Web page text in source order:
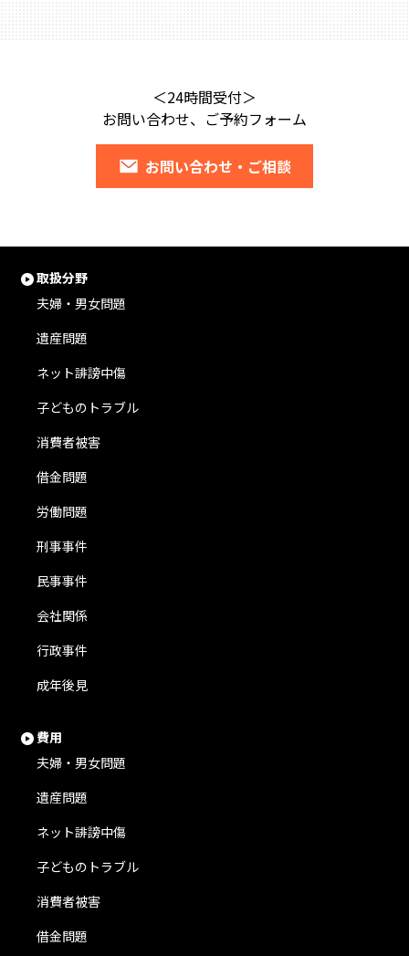
＜24時間受付＞
お問い合わせ、ご予約フォーム
お問い合わせ・ご相談
取扱分野
夫婦・男女問題
遺産問題
ネット誹謗中傷
子どものトラブル
消費者被害
借金問題
労働問題
刑事事件
民事事件
会社関係
行政事件
成年後見
費用
夫婦・男女問題
遺産問題
ネット誹謗中傷
子どものトラブル
消費者被害
借金問題